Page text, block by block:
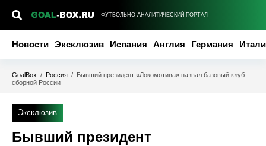
- ФУТБОЛЬНО-АНАЛИТИЧЕСКИЙ ПОРТАЛ
Новости Эксклюзив Испания Англия Германия
GoalBox / Россия / Бывший президент «Локомотива» назвал базовый клуб
сборной России
Эксклюзив
Бывший президент